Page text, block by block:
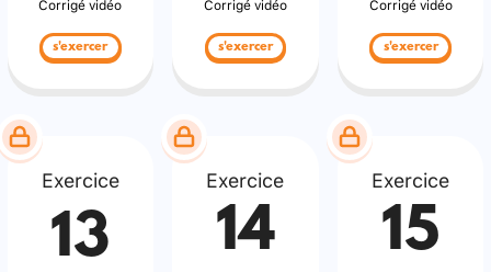
s'exercer s'exercer s'exercer
Exercice
13
Exercice
14
Exercice
15